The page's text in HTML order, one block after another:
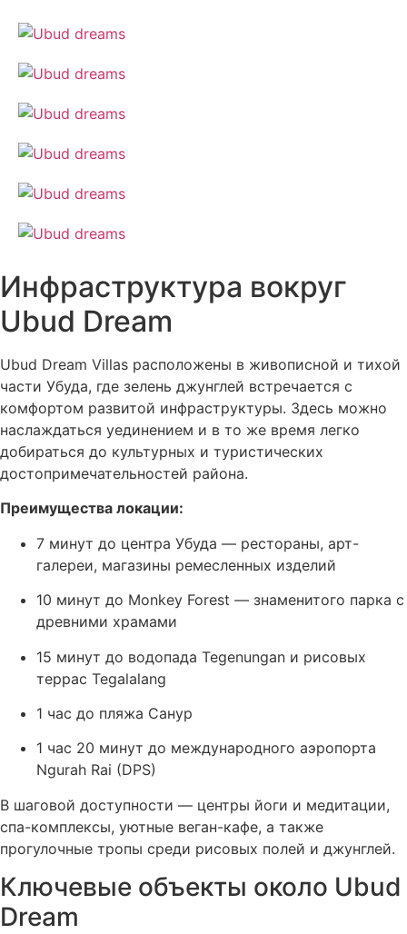
Инфраструктура вокруг
Ubud Dream
Ubud Dream Villas расположены в живописной и тихой
части Убуда, где зелень джунглей встречается с
комфортом развитой инфраструктуры. Здесь можно
наслаждаться уединением и в то же время легко
добираться до культурных и туристических
достопримечательностей района.
Преимущества локации:
7 минут до центра Убуда — рестораны, арт-
галереи, магазины ремесленных изделий
10 минут до Monkey Forest — знаменитого парка с
древними храмами
15 минут до водопада Tegenungan и рисовых
террас Tegalalang
1 час до пляжа Санур
1 час 20 минут до международного аэропорта
Ngurah Rai (DPS)
В шаговой доступности — центры йоги и медитации,
спа-комплексы, уютные веган-кафе, а также
прогулочные тропы среди рисовых полей и джунглей.
Ключевые объекты около Ubud
Dream